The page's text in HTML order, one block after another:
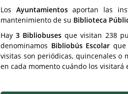
Los Ayuntamientosaportan las
mantenimiento de su Biblioteca
Hay3 Bibliobuses que visitan 238
denominamos Bibliobús Escolar que
visitas son periódicas, quincenales o
en cada momento cuándo los visitará